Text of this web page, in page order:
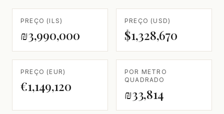
PREÇO (ILS)
₪3,990,000
PREÇO (USD)
$1,328,670
PREÇO (EUR)
€1,149,120
POR METRO
QUADRADO
₪33,814